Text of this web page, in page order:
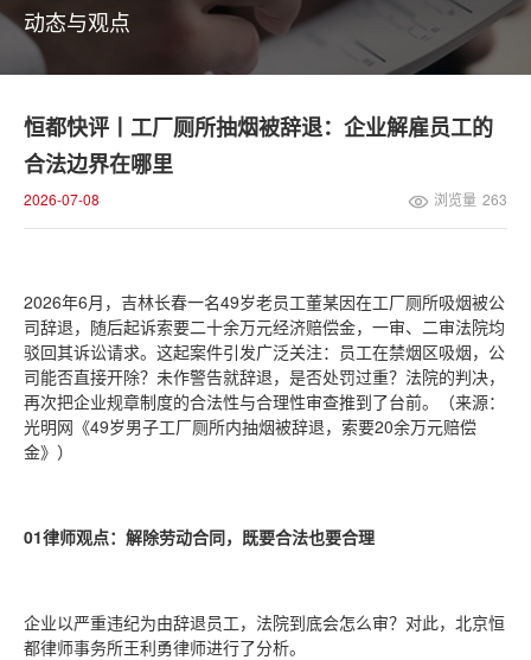
动态与观点
恒都快评丨工厂厕所抽烟被辞退：企业解雇员工的
合法边界在哪里
2026-07-08 浏览量 263
2026年6月，吉林长春一名49岁老员工董某因在工厂厕所吸烟被公
司辞退，随后起诉索要二十余万元经济赔偿金，一审、二审法院均
驳回其诉讼请求。这起案件引发广泛关注：员工在禁烟区吸烟，公
司能否直接开除？未作警告就辞退，是否处罚过重？法院的判决，
再次把企业规章制度的合法性与合理性审查推到了台前。（来源：
光明网《49岁男子工厂厕所内抽烟被辞退，索要20余万元赔偿
金》）
01律师观点：解除劳动合同，既要合法也要合理
企业以严重违纪为由辞退员工，法院到底会怎么审？对此，北京恒
都律师事务所王利勇律师进行了分析。